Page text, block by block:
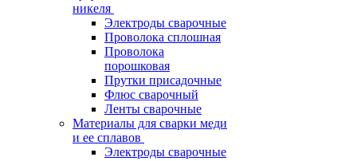
никеля
Электроды сварочные
Проволока сплошная
Проволока
порошковая
Прутки присадочные
Флюс сварочный
Ленты сварочные
Материалы для сварки меди
и ее сплавов
Электроды сварочные